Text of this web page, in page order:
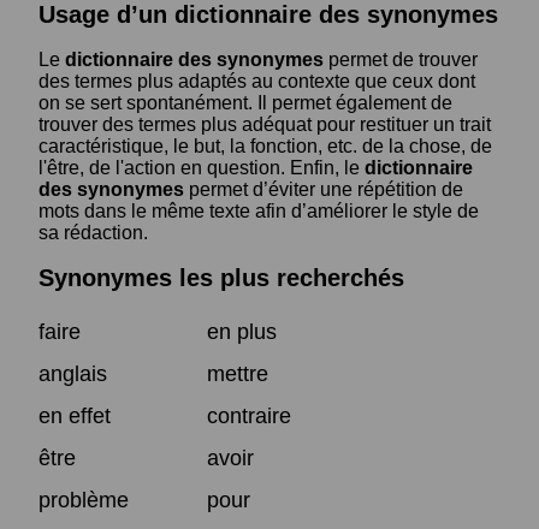
Usage d’un dictionnaire des synonymes
Le dictionnaire des synonymes permet de trouver
des termes plus adaptés au contexte que ceux dont
on se sert spontanément. Il permet également de
trouver des termes plus adéquat pour restituer un trait
caractéristique, le but, la fonction, etc. de la chose, de
l'être, de l'action en question. Enfin, le dictionnaire
des synonymes permet d’éviter une répétition de
mots dans le même texte afin d’améliorer le style de
sa rédaction.
Synonymes les plus recherchés
faire
en plus
anglais
mettre
en effet
contraire
être
avoir
problème
pour